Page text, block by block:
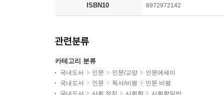
ISBN10 8972972142
관련분류
카테고리 분류
국내도서 인문 인문/교양
인문에세이
국내도서
인문 독서/비평
인문 비평
국내도서
사회 정치 사회학 사회학일반